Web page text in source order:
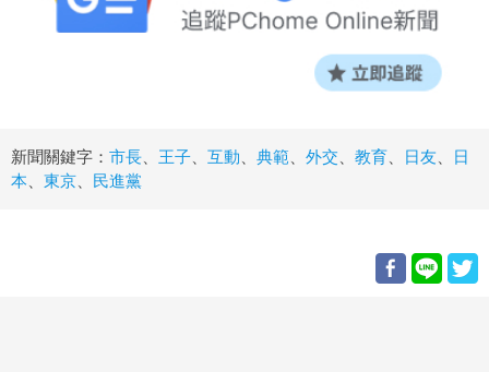
新聞關鍵字： 市長 王子 互動 典範 外交 教育 日友
日
本
東京 民進黨